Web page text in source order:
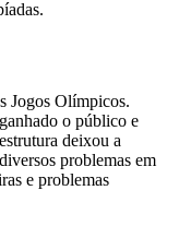
Jogos Olímpicos.
o público e
deixou a
problemas em
e problemas